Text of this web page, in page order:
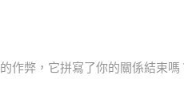
作弊，它拼寫了你的關係結束嗎